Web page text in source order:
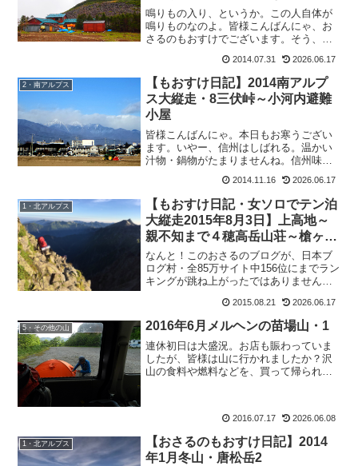
鳴りもの入り、というか。この人自体が
鳴りものなのよ。皆様こんばんにゃ、お
さるのもおすけでございます。そう、こ
す。この人と喋っていると、会話が途切
れる事がない。しかも被るかぶる。て言
うか、どーーしても手短...
2014.07.31 2026.06.17
2・南アルプス
【もおすけ日記】2014南アルプ
ス大縦走・8三伏峠～小河内避難
小屋
皆様こんばんにゃ。本日もお寒うござい
ます。いやー、信州はしばれる。温かい
汁物・鍋物がたまりませんね。信州味噌
さは。家のカーテンを開けたら見える常
念岳も、ほらこの通り。
2014.11.16 2026.06.17
1・北アルプス
【もおすけ日記・女ソロでテン泊
大縦走2015年8月3日】上高地～
親不知まで４穂高岳山荘～槍ヶ岳
山荘＆お薦め行動食
なんと！このおさるのブログが、日本ブ
ログ村・全85万サイト中156位にまでラン
キングが跳ね上がったではありません
の応援ポチコのお蔭です。ありがとうご
ざいます。なので皆様、明日からは一人
10回ポチッと・・・...
2015.08.21 2026.06.17
5・その他の山 2016年6月メルヘンの苗場山・1
連休初日は大盛況。お店も賑わっていま
したが、皆様は山に行かれましたか？沢
山の食料や燃料などを、買って帰られる
楽しみですが、その前に。...
2016.07.17 2026.06.08
1・北アルプス
【おさるのもおすけ日記】2014
年1月冬山・唐松岳2